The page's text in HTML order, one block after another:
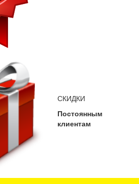
СКИДКИ
Постоянным
клиентам